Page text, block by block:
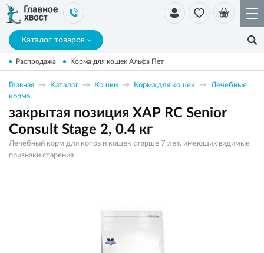
Каталог товаров
Распродажа Корма для кошек Альфа Пет
Главная Каталог Кошки Корма для кошек
Лечебные
корма
закрытая позиция ХАР RC Senior
Consult Stage 2, 0.4 кг
Лечебный корм для котов и кошек старше 7 лет, имеющих видимые
признаки старения